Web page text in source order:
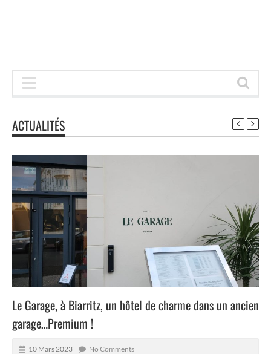
ACTUALITÉS
Le Garage, à Biarritz, un hôtel de charme dans un ancien
garage…Premium !
10 Mars 2023
No Comments